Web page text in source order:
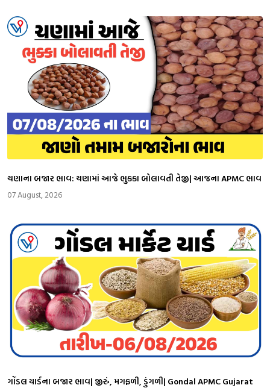
ચણાના બજાર ભાવ: ચણામાં આજે ભુકકા બોલાવતી તેજી| આજના APMC ભાવ
07 August, 2026
ગોંડલ યાર્ડના બજાર ભાવ| જીરું, મગફળી, ડુંગળી| Gondal APMC Gujarat